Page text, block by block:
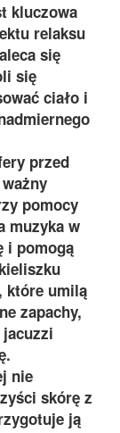
kluczowa
relaksu
się
się
ciało i
przed
pomocy
muzyka w
i pomogą
które umilą
zapachy,
nie
skórę z
ją